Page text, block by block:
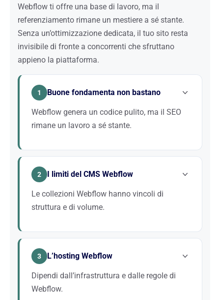
Webflow ti offre una base di lavoro, ma il
referenziamento rimane un mestiere a sé stante.
Senza un’ottimizzazione dedicata, il tuo sito resta
invisibile di fronte a concorrenti che sfruttano
appieno la piattaforma.
1 Buone fondamenta non bastano
Webflow genera un codice pulito, ma il SEO
rimane un lavoro a sé stante.
Un sito tecnicamente perfetto senza strategia di
facilita l’esecuzione, ma l’expertise SEO resta
2 I limiti del CMS Webflow
Le collezioni Webflow hanno vincoli di
struttura e di volume.
Per i siti ricchi di contenuti, bisogna progettare
e il tuo maillage interno per massimizzare la
3 L’hosting Webflow
Dipendi dall’infrastruttura e dalle regole di
Webflow.